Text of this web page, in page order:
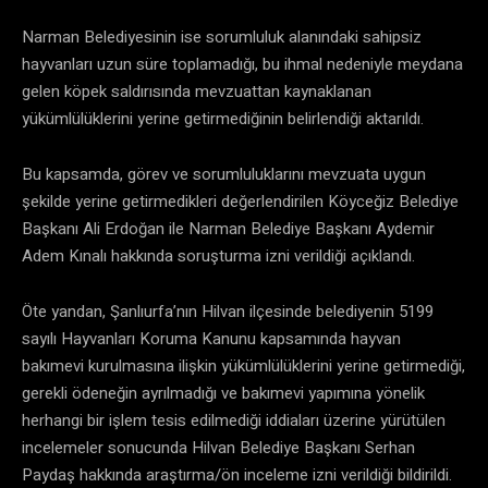
Narman Belediyesinin ise sorumluluk alanındaki sahipsiz
hayvanları uzun süre toplamadığı, bu ihmal nedeniyle meydana
gelen köpek saldırısında mevzuattan kaynaklanan
yükümlülüklerini yerine getirmediğinin belirlendiği aktarıldı.
Bu kapsamda, görev ve sorumluluklarını mevzuata uygun
şekilde yerine getirmedikleri değerlendirilen Köyceğiz Belediye
Başkanı Ali Erdoğan ile Narman Belediye Başkanı Aydemir
Adem Kınalı hakkında soruşturma izni verildiği açıklandı.
Öte yandan, Şanlıurfa’nın Hilvan ilçesinde belediyenin 5199
sayılı Hayvanları Koruma Kanunu kapsamında hayvan
bakımevi kurulmasına ilişkin yükümlülüklerini yerine getirmediği,
gerekli ödeneğin ayrılmadığı ve bakımevi yapımına yönelik
herhangi bir işlem tesis edilmediği iddiaları üzerine yürütülen
incelemeler sonucunda Hilvan Belediye Başkanı Serhan
Paydaş hakkında araştırma/ön inceleme izni verildiği bildirildi.